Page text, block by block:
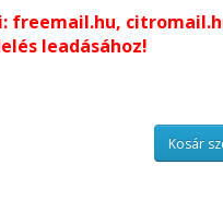
freemail.hu,
leadásához!
Kosár